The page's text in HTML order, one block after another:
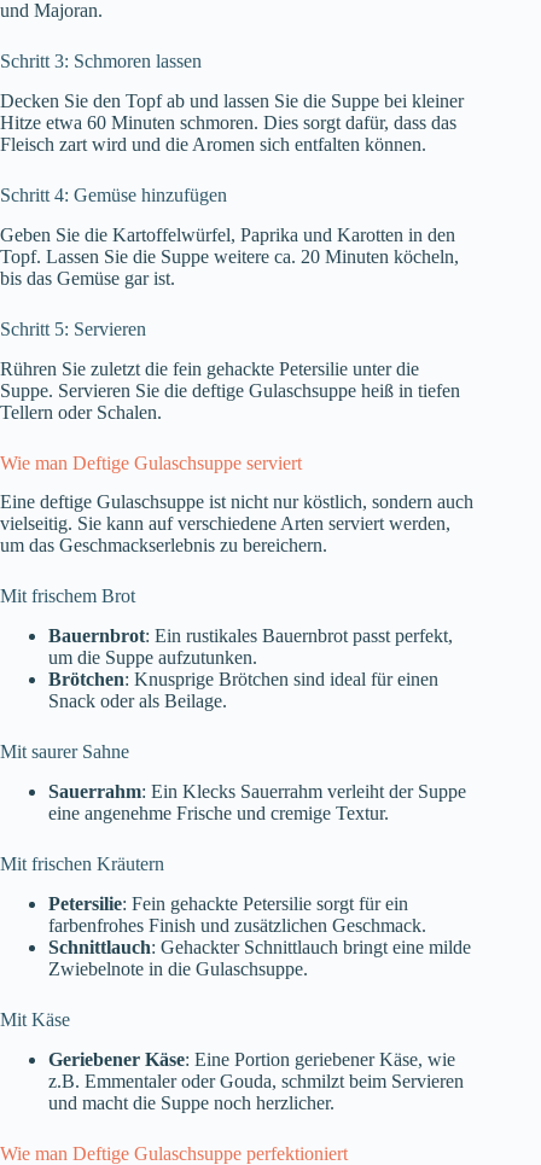
und Majoran.
Schritt 3: Schmoren lassen
Decken Sie den Topf ab und lassen Sie die Suppe bei kleiner
Hitze etwa 60 Minuten schmoren. Dies sorgt dafür, dass das
Fleisch zart wird und die Aromen sich entfalten können.
Schritt 4: Gemüse hinzufügen
Geben Sie die Kartoffelwürfel, Paprika und Karotten in den
Topf. Lassen Sie die Suppe weitere ca. 20 Minuten köcheln,
bis das Gemüse gar ist.
Schritt 5: Servieren
Rühren Sie zuletzt die fein gehackte Petersilie unter die
Suppe. Servieren Sie die deftige Gulaschsuppe heiß in tiefen
Tellern oder Schalen.
Wie man Deftige Gulaschsuppe serviert
Eine deftige Gulaschsuppe ist nicht nur köstlich, sondern auch
vielseitig. Sie kann auf verschiedene Arten serviert werden,
um das Geschmackserlebnis zu bereichern.
Mit frischem Brot
Bauernbrot: Ein rustikales Bauernbrot passt perfekt,
um die Suppe aufzutunken.
Brötchen: Knusprige Brötchen sind ideal für einen
Snack oder als Beilage.
Mit saurer Sahne
Sauerrahm: Ein Klecks Sauerrahm verleiht der Suppe
eine angenehme Frische und cremige Textur.
Mit frischen Kräutern
Petersilie: Fein gehackte Petersilie sorgt für ein
farbenfrohes Finish und zusätzlichen Geschmack.
Schnittlauch: Gehackter Schnittlauch bringt eine milde
Zwiebelnote in die Gulaschsuppe.
Mit Käse
Geriebener Käse: Eine Portion geriebener Käse, wie
z.B. Emmentaler oder Gouda, schmilzt beim Servieren
und macht die Suppe noch herzlicher.
Wie man Deftige Gulaschsuppe perfektioniert